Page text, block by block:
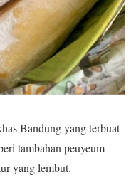
Bandung yang terbuat
tambahan peuyeum
yang lembut.